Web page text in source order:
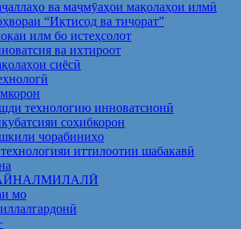
ва маҷмӯаҳои мақолаҳои илмӣ
“Иқтисод ва тиҷорат”
илм бо истеҳсолот
ва ихтироот
сиёсӣ
технологию инноватсионӣ
соҳибкорон
чорабиниҳо
иттилоотии шабакавӣ
мо